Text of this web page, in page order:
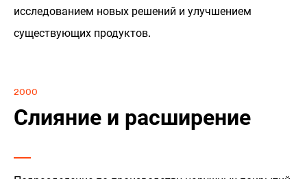
исследованием новых решений и улучшением
существующих продуктов.
2000
Слияние и расширение